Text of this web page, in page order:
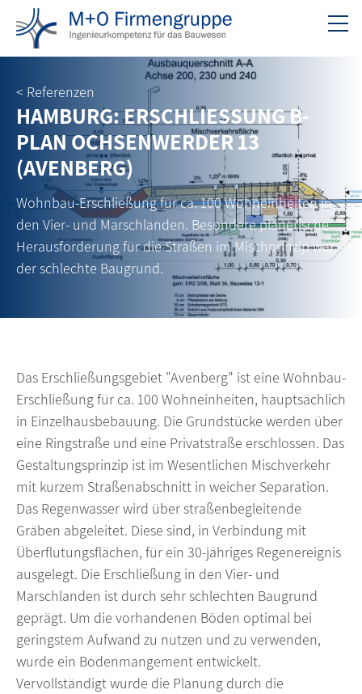
< Referenzen
HAMBURG: ERSCHLIESSUNG B-
PLAN OCHSENWERDER 13
(AVENBERG)
Wohnbau-Erschließung für ca. 100 Wohneinheiten in
den Vier- und Marschlanden. Besondere planerische
Herausforderung für die Straßen im Mischprinzip war
der schlechte Baugrund.
Das Erschließungsgebiet "Avenberg" ist eine Wohnbau-
Erschließung für ca. 100 Wohneinheiten, hauptsächlich
in Einzelhausbebauung. Die Grundstücke werden über
eine Ringstraße und eine Privatstraße erschlossen. Das
Gestaltungsprinzip ist im Wesentlichen Mischverkehr
mit kurzem Straßenabschnitt in weicher Separation.
Das Regenwasser wird über straßenbegleitende
Gräben abgeleitet. Diese sind, in Verbindung mit
Überflutungsflächen, für ein 30-jähriges Regenereignis
ausgelegt. Die Erschließung in den Vier- und
Marschlanden ist durch sehr schlechten Baugrund
geprägt. Um die vorhandenen Böden optimal bei
geringstem Aufwand zu nutzen und zu verwenden,
wurde ein Bodenmangement entwickelt.
Vervollständigt wurde die Planung durch die